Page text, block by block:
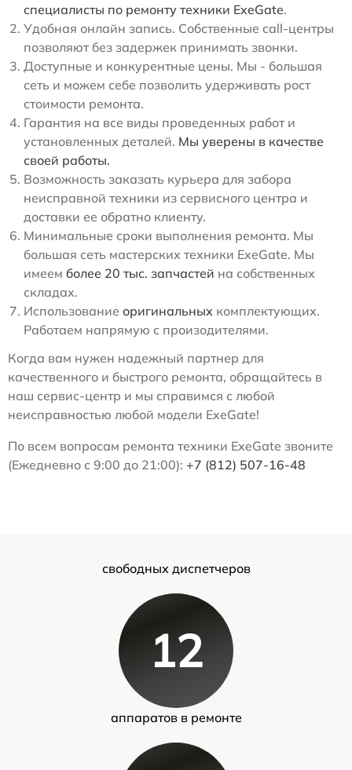
специалисты по ремонту техники ExeGate.
Удобная онлайн запись. Собственные call-центры
позволяют без задержек принимать звонки.
Доступные и конкурентные цены. Мы - большая
сеть и можем себе позволить удерживать рост
стоимости ремонта.
Гарантия на все виды проведенных работ и
установленных деталей. Мы уверены в качестве
своей работы.
Возможность заказать курьера для забора
неисправной техники из сервисного центра и
доставки ее обратно клиенту.
Минимальные сроки выполнения ремонта. Мы
большая сеть мастерских техники ExeGate. Мы
имеем более 20 тыс. запчастей на собственных
складах.
Использование оригинальных комплектующих.
Работаем напрямую с произодителями.
Когда вам нужен надежный партнер для
качественного и быстрого ремонта, обращайтесь в
наш сервис-центр и мы справимся с любой
неисправностью любой модели ExeGate!
По всем вопросам ремонта техники ExeGate звоните
(Ежедневно с 9:00 до 21:00): +7 (812) 507-16-48
свободных диспетчеров
12
аппаратов в ремонте